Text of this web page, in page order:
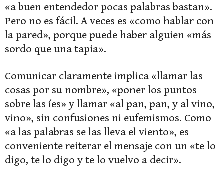
«a buen entendedor pocas palabras bastan».
Pero no es fácil. A veces es «como hablar con
la pared», porque puede haber alguien «más
sordo que una tapia».
Comunicar claramente implica «llamar las
cosas por su nombre», «poner los puntos
sobre las íes» y llamar «al pan, pan, y al vino,
vino», sin confusiones ni eufemismos. Como
«a las palabras se las lleva el viento», es
conveniente reiterar el mensaje con un «te lo
digo, te lo digo y te lo vuelvo a decir».